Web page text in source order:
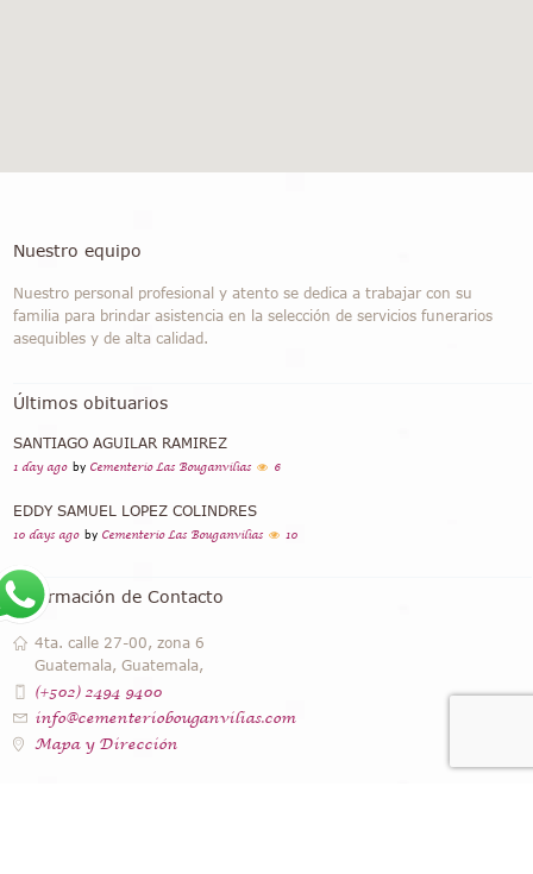
Nuestro equipo
Nuestro personal profesional y atento se dedica a trabajar con su
familia para brindar asistencia en la selección de servicios funerarios
asequibles y de alta calidad.
Últimos obituarios
SANTIAGO AGUILAR RAMIREZ
1 day ago by Cementerio Las Bouganvilias 6
EDDY SAMUEL LOPEZ COLINDRES
10 days ago by Cementerio Las Bouganvilias 10
Información de Contacto
4ta. calle 27-00, zona 6
Guatemala, Guatemala,
(+502) 2494 9400
info@cementeriobouganvilias.com
Mapa y Dirección